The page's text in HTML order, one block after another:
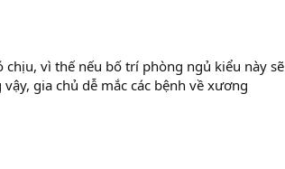
vì thế nếu bố trí phòng ngủ kiểu này sẽ
gia chủ dễ mắc các bệnh về xương